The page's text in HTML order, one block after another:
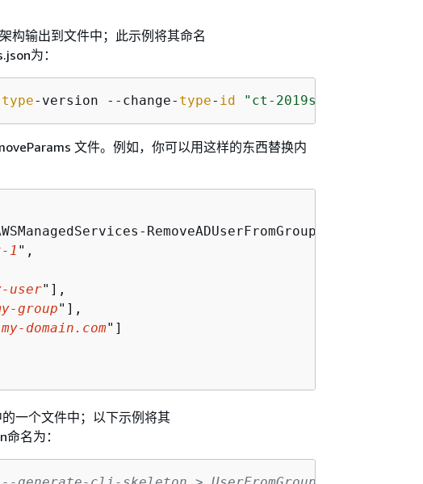
构输出到文件中；此示例将其命名
为：
type-version --change- type- id "ct-2019s9y3nfml4"
文件。例如，你可以用这样的东西替换内
RemoveADUserFromGroup-Admin",
1 ",
user"],
group"],
my-domain.com"]
一个文件中；以下示例将其
名为：